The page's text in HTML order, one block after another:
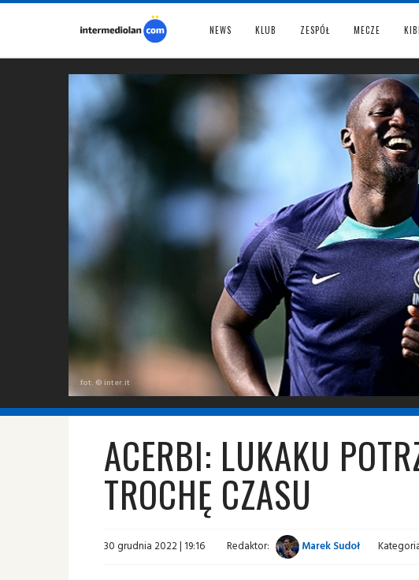
NEWS KLUB ZESPÓŁ MECZE
fot. © inter.it
ACERBI: LUKAKU
TROCHĘ CZASU
30 grudnia 2022 | 19:16 Redaktor: Marek Sudoł